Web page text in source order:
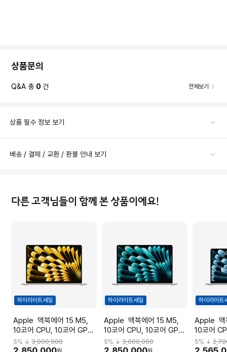
상품문의
Q&A 총 0 건 전체보기
상품 필수 정보 보기
배송 / 결제 / 교환 / 환불 안내 보기
다른 고객님들이 함께 본 상품이에요!
하이라이트세일
Apple 맥북에어 15 M5,
10코어 CPU, 10코어 GPU,
16GB RAM, 1TB SSD - 스
타라이트 [MDVE4KH/A]
5% ↓ 3,000,000
하이라이트세일
Apple 맥북에어 15 M5,
10코어 CPU, 10코어 GPU,
16GB RAM, 1TB SSD - 실
버 [MDVA4KH/A]
5% ↓3,000,000
하이라이트
Apple 맥북에어 13 M5,
10코어
16GB
카이 블
5% ↓